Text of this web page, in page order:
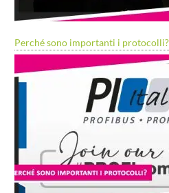
Perché sono importanti i protocolli?